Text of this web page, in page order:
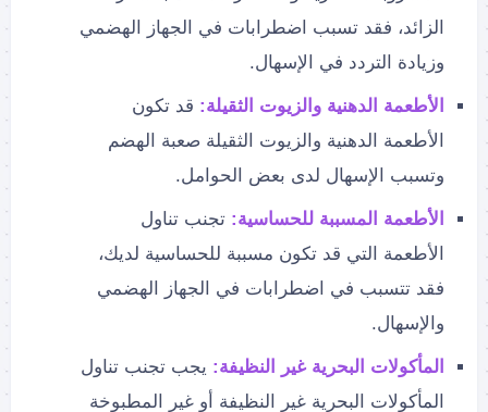
الزائد، فقد تسبب اضطرابات في الجهاز الهضمي
وزيادة التردد في الإسهال.
الأطعمة الدهنية والزيوت الثقيلة: قد تكون
الأطعمة الدهنية والزيوت الثقيلة صعبة الهضم
وتسبب الإسهال لدى بعض الحوامل.
الأطعمة المسببة للحساسية: تجنب تناول
الأطعمة التي قد تكون مسببة للحساسية لديك،
فقد تتسبب في اضطرابات في الجهاز الهضمي
والإسهال.
المأكولات البحرية غير النظيفة: يجب تجنب تناول
المأكولات البحرية غير النظيفة أو غير المطبوخة